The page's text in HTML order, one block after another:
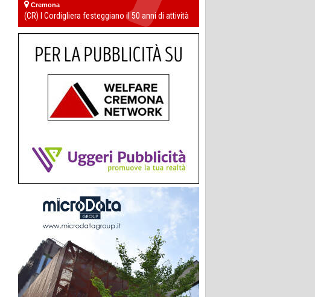
Cremona
(CR) I Cordigliera festeggiano il 50 anni di attività